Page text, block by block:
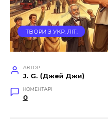
ТВОРИ З УКР. ЛІТ.
АВТОР
J. G. (Джей Джи)
КОМЕНТАРІ
0